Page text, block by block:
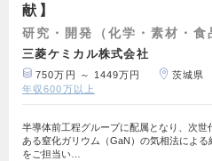
献】
研究・開発（化学・素材・食
三菱ケミカル株式会社
750万円 ～ 1449万円 茨城県
年収600万以上
半導体前工程グループに配属となり、次世
ある窒化ガリウム（GaN）の気相法による
をご担当い…